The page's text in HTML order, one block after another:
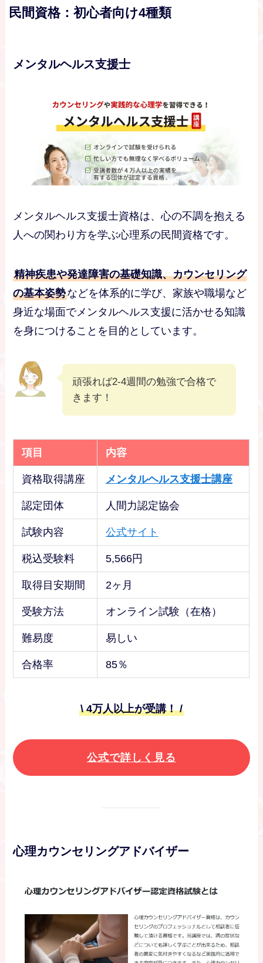
民間資格：初心者向け4種類
メンタルヘルス支援士
メンタルヘルス支援士資格は、心の不調を抱える
人への関わり方を学ぶ心理系の民間資格です。
精神疾患や発達障害の基礎知識、カウンセリング
の基本姿勢などを体系的に学び、家族や職場など
身近な場面でメンタルヘルス支援に活かせる知識
を身につけることを目的としています。
頑張れば2-4週間の勉強で合格で
きます！
項目 内容
資格取得講座 メンタルヘルス支援士講座
認定団体 人間力認定協会
試験内容 公式サイト
税込受験料 5,566円
取得目安期間 2ヶ月
受験方法 オンライン試験（在格）
難易度 易しい
合格率 85％
\ 4万人以上が受講！ /
公式で詳しく見る
心理カウンセリングアドバイザー